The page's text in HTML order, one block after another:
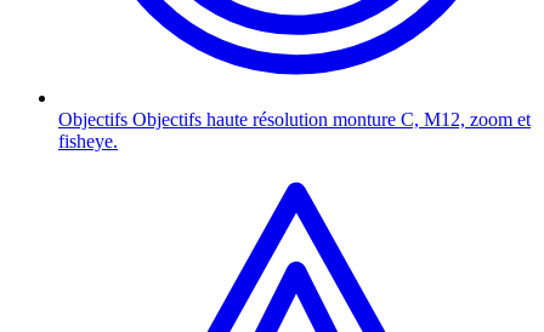
Objectifs Objectifs haute résolution monture C, M12, zoom et
fisheye.